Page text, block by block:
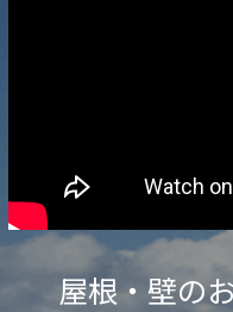
屋根・壁の